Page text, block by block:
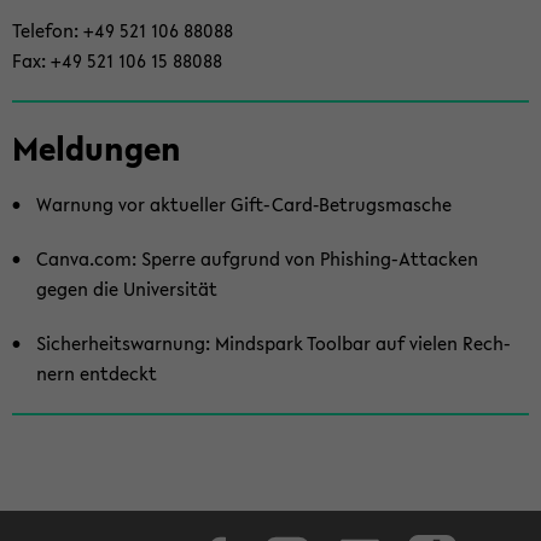
Te­le­fon: +49 521 106 88088
Fax: +49 521 106 15 88088
Mel­dun­gen
War­nung vor ak­tu­el­ler Gift-​Card‑Be­trugs­ma­sche
Canva.com: Sper­re auf­grund von Phishing-​Attacken
gegen die Uni­ver­si­tät
Si­cher­heits­war­nung: Mind­s­park Tool­bar auf vie­len Rech­
nern ent­deckt
Face­book